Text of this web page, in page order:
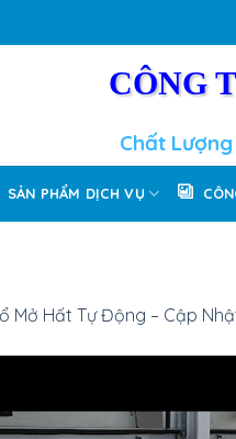
CÔNG
Chất
SẢN PHẨM DỊCH VỤ
Mở Hất Tự Động – Cập